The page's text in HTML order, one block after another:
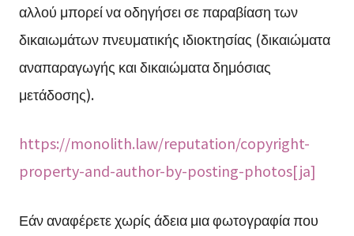
αλλού μπορεί να οδηγήσει σε παραβίαση των
δικαιωμάτων πνευματικής ιδιοκτησίας (δικαιώματα
αναπαραγωγής και δικαιώματα δημόσιας
μετάδοσης).
https://monolith.law/reputation/copyright-
property-and-author-by-posting-photos[ja]
Εάν αναφέρετε χωρίς άδεια μια φωτογραφία που